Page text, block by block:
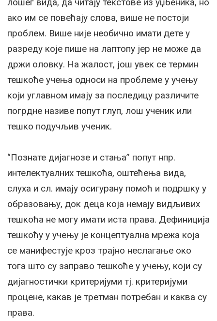
ако им се повећају слова, више не постоји
проблем. Више није необично имати дете у
разреду које пише на лаптопу јер не може да
држи оловку. На жалост, још увек се термин
тешкоће учења односи на проблеме у учењу
који углавном имају за последицу различите
погрдне називе попут глуп, лош ученик или
тешко подучљив ученик.
“Познате дијагнозе и стања” попут нпр.
интелектуалних тешкоћа, оштећења вида,
слуха и сл. имају осигурану помоћ и подршку у
образовању, док деца која немају видљивих
тешкоћа не могу имати иста права. Дефиниција
тешкоћу у учењу је концептуална мрежа која
се манифестује кроз трајно неслагање око
тога што су заправо тешкоће у учењу, који су
дијагностички критеријуми тј. критеријуми
процене, какав је третман потребан и каква су
права.